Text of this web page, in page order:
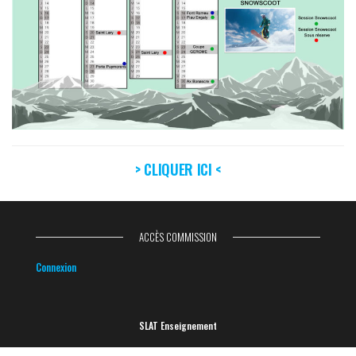
> CLIQUER ICI <
ACCÈS COMMISSION
Connexion
SLAT Enseignement